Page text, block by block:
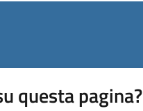
questa pagina?